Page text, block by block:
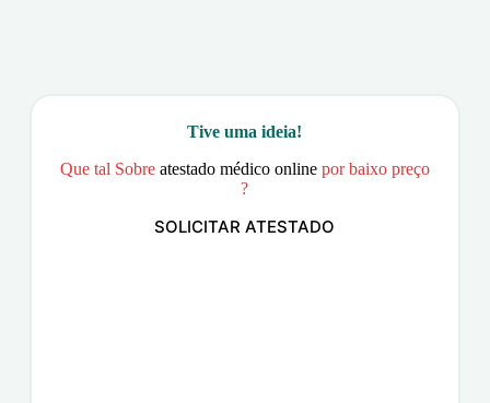
Tive uma ideia!
Que tal Sobre atestado médico onlinepor baixo preço
?
SOLICITAR ATESTADO